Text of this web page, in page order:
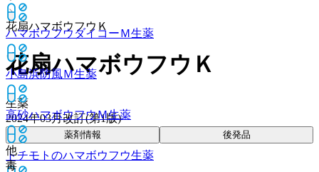
ハマボウフウダイコーＭ生薬
小島浜防風Ｍ生薬
高砂ハマボウフウＭ生薬
トチモトのハマボウフウ生薬
花扇ハマボウフウＫ
花扇ハマボウフウＫ
生薬
2024年03月改訂(第1版)
薬剤情報 後発品
他
毒